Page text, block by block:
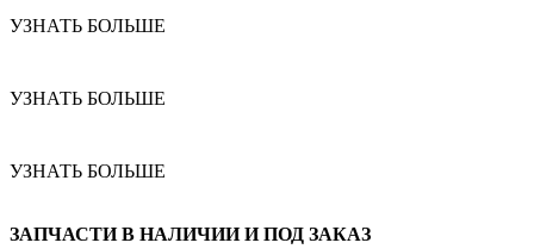
УЗНАТЬ БОЛЬШЕ
УЗНАТЬ БОЛЬШЕ
УЗНАТЬ БОЛЬШЕ
ЗАПЧАСТИ В НАЛИЧИИ И ПОД ЗАКАЗ